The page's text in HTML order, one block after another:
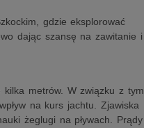
gdzie eksplorować
dając szansę na zawitanie i
metrów. W związku z tym
na kurs jachtu. Zjawiska
żeglugi na pływach. Prądy